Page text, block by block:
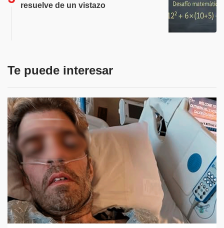
resuelve de un vistazo
Te puede interesar